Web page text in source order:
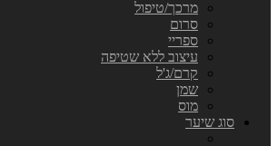
מרכך/טיפול
סרום
ספריי
עיצוב ללא שטיפה
קרם/ג'ל
שמן
מוס
סוג שיער